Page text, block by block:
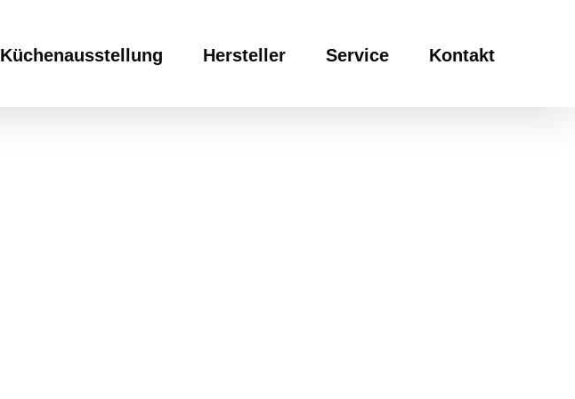
Küchenausstellung Hersteller Service Kontakt